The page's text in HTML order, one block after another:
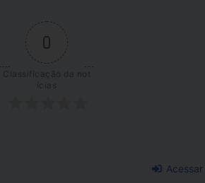
0
Classificação da not
Acessar